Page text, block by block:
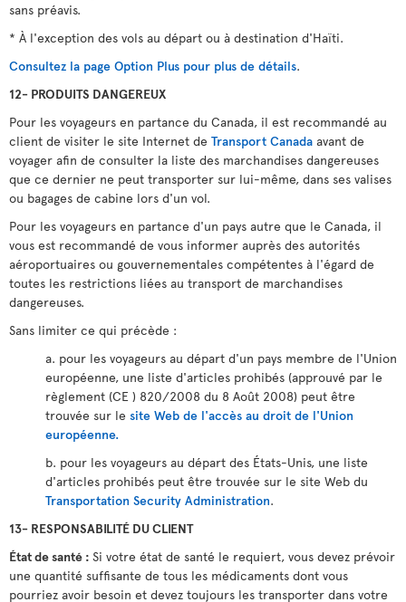
sans préavis.
* À l'exception des vols au départ ou à destination d'Haïti.
Consultez la page Option Plus pour plus de détails.
12- PRODUITS DANGEREUX
Pour les voyageurs en partance du Canada, il est recommandé au
client de visiter le site Internet de Transport Canada avant de
voyager afin de consulter la liste des marchandises dangereuses
que ce dernier ne peut transporter sur lui-même, dans ses valises
ou bagages de cabine lors d'un vol.
Pour les voyageurs en partance d'un pays autre que le Canada, il
vous est recommandé de vous informer auprès des autorités
aéroportuaires ou gouvernementales compétentes à l'égard de
toutes les restrictions liées au transport de marchandises
dangereuses.
Sans limiter ce qui précède :
a. pour les voyageurs au départ d'un pays membre de l'Union
européenne, une liste d'articles prohibés (approuvé par le
règlement (CE ) 820/2008 du 8 Août 2008) peut être
trouvée sur le site Web de l'accès au droit de l'Union
européenne.
b. pour les voyageurs au départ des États-Unis, une liste
d'articles prohibés peut être trouvée sur le site Web du
Transportation Security Administration.
13- RESPONSABILITÉ DU CLIENT
État de santé : Si votre état de santé le requiert, vous devez prévoir
une quantité suffisante de tous les médicaments dont vous
pourriez avoir besoin et devez toujours les transporter dans votre